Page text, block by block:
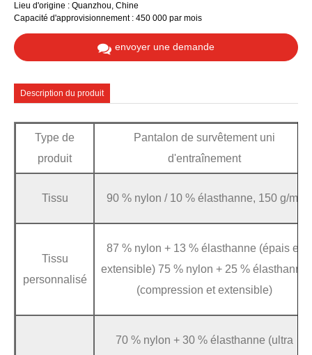
Lieu d'origine : Quanzhou, Chine
Capacité d'approvisionnement : 450 000 par mois
envoyer une demande
Description du produit
Type de
produit
Pantalon de survêtement uni
d'entraînement
Tissu 90 % nylon / 10 % élasthanne, 150 g/m²
Tissu
personnalisé
87 % nylon + 13 % élasthanne (épais et
extensible) 75 % nylon + 25 % élasthanne
(compression et extensible)
70 % nylon + 30 % élasthanne (ultra